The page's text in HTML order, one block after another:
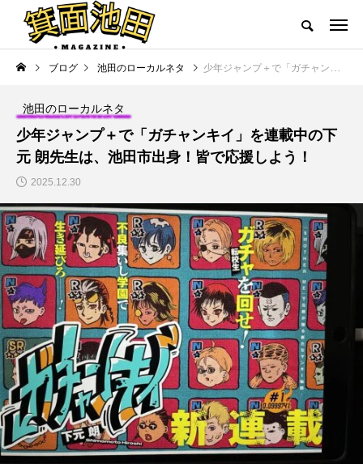
ブログ 池田のローカルネタ 少年ジャンプ＋で「ガチャンキイ」を連載中の下元 朗先生は、池田市出身！皆で応援しよう！
池田のローカルネタ
少年ジャンプ＋で「ガチャンキイ」を連載中の下
元 朗先生は、池田市出身！皆で応援しよう！
2025.12.30